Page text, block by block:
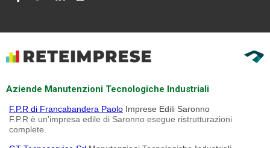
Aziende Manutenzioni Tecnologiche Industriali
F.P.R di Francabandera Paolo Imprese Edili Saronno
F.P.R è un'impresa edile di Saronno esegue ristrutturazioni
complete.